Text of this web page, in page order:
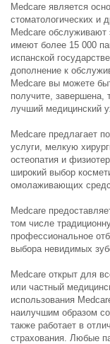
Medcare является
стоматологических и
Medcare обслуживают
имеют более 15 000
испанской
дополнение к
Medcare вы можете
получите, завершена,
лучший медицинский
Medcare предлагает
услуги, мелкую
остеопатия и
широкий выбор
омолаживающих
Medcare
том числе
профессиональное
выбора невидимых
Medcare открыт для
или частный
использования
наилучшим образом
также работает в
страхования. Любые